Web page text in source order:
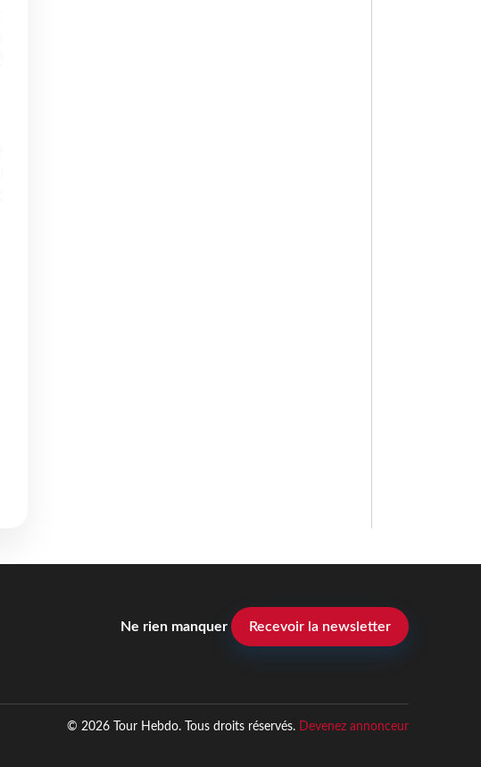
Ne rien manquer Recevoir la newsletter
© 2026 Tour Hebdo. Tous droits réservés. Devenez annonceur